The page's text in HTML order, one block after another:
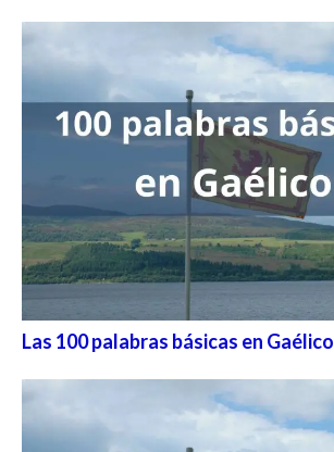
Las 100 palabras básicas en Gaélico